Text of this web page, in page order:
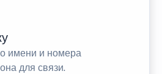
имени и номера
для связи.